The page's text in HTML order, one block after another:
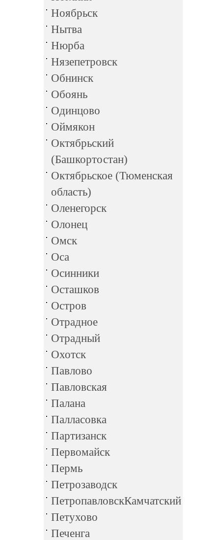
Ноябрьск
Нытва
Нюрба
Нязепетровск
Обнинск
Обоянь
Одинцово
Оймякон
Октябрьский
(Башкортостан)
Октябрьское (Тюменская
область)
Оленегорск
Олонец
Омск
Оса
Осинники
Осташков
Остров
Отрадное
Отрадный
Охотск
Павлово
Павловская
Палана
Палласовка
Партизанск
Первомайск
Пермь
Петрозаводск
ПетропавловскКамчатский
Петухово
Печенга